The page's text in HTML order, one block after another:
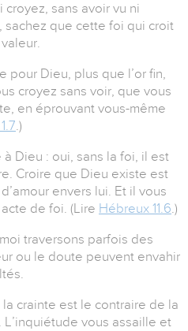
croyez, sans avoir vu ni
sachez que cette foi qui croit
pour Dieu, plus que l’or fin,
croyez sans voir, que vous
en éprouvant vous-même
.)
Dieu : oui, sans la foi, il est
Croire que Dieu existe est
envers lui. Et il vous
de foi. (Lire Hébreux 11.6.)
traversons parfois des
ou le doute peuvent envahir
crainte est le contraire de la
vous assaille et